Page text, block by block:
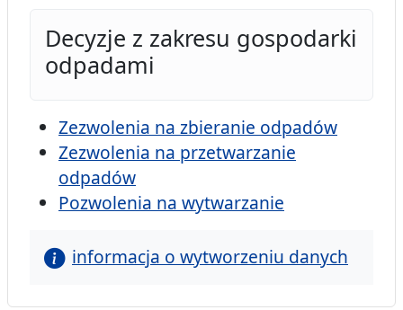
Decyzje z zakresu gospodarki
odpadami
Zezwolenia na zbieranie odpadów
Zezwolenia na przetwarzanie
odpadów
Pozwolenia na wytwarzanie
informacja o wytworzeniu danych